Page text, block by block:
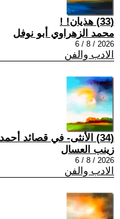
(33) هذيان! !
محمد الزهراوي أبو نوفل
2026 / 8 / 6
الادب والفن
(34) الأنثى- في قصائد أحمد فرح”
زينب العسال
2026 / 8 / 6
الادب والفن